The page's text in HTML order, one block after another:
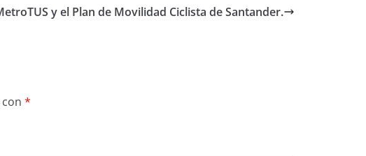
y el Plan de Movilidad Ciclista de Santander.
*